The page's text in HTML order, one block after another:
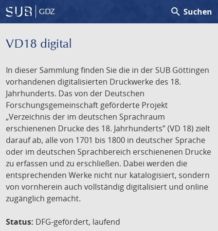
GDZ search Suchen
VD18 digital
In dieser Sammlung finden Sie die in der SUB Göttingen
vorhandenen digitalisierten Druckwerke des 18.
Jahrhunderts. Das von der Deutschen
Forschungsgemeinschaft geförderte Projekt
„Verzeichnis der im deutschen Sprachraum
erschienenen Drucke des 18. Jahrhunderts” (VD 18) zielt
darauf ab, alle von 1701 bis 1800 in deutscher Sprache
oder im deutschen Sprachbereich erschienenen Drucke
zu erfassen und zu erschließen. Dabei werden die
entsprechenden Werke nicht nur katalogisiert, sondern
von vornherein auch vollständig digitalisiert und online
zugänglich gemacht.
Status: DFG-gefördert, laufend